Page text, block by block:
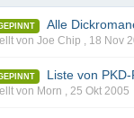
Alle
von Joe Chip , 18 Nov
Liste von
von Morn ,25 Okt 2005